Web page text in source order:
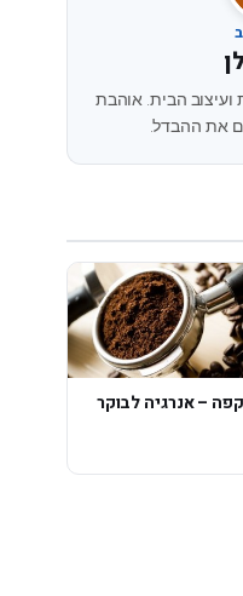
ועיצוב הבית. אוהבת
את ההבדל.
קפה – אנרגיה לבוקר